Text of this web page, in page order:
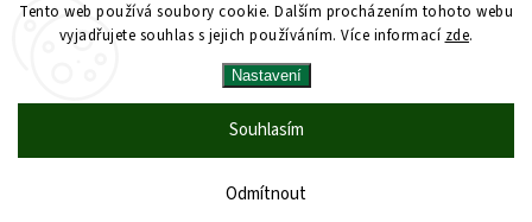
Tento web používá soubory cookie. Dalším procházením tohoto webu
vyjadřujete souhlas s jejich používáním. Více informací zde.
Nastavení
Odmítnout
Souhlasím
www.zdravivkosiku.cz
Upravit nastavení cookies
VytvořilShoptet | Design